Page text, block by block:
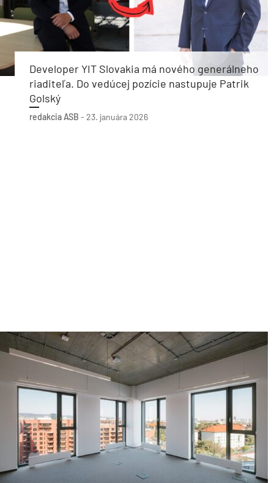
Developer YIT Slovakia má nového generálneho
riaditeľa. Do vedúcej pozície nastupuje Patrik
Golský
redakcia ASB - 23. januára 2026